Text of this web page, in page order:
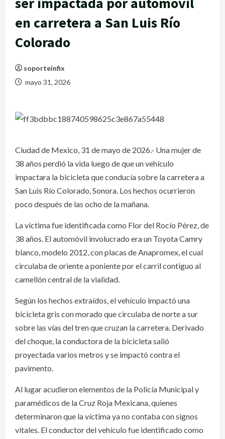
en carretera a San Luis Río
Colorado
soporteinfix
mayo 31, 2026
Ciudad de Mexico, 31 de mayo de 2026.- Una mujer de
38 años perdió la vida luego de que un vehículo
impactara la bicicleta que conducía sobre la carretera a
San Luis Río Colorado, Sonora. Los hechos ocurrieron
poco después de las ocho de la mañana.
La víctima fue identificada como Flor del Rocío Pérez, de
38 años. El automóvil involucrado era un Toyota Camry
blanco, modelo 2012, con placas de Anapromex, el cual
circulaba de oriente a poniente por el carril contiguo al
camellón central de la vialidad.
Según los hechos extraídos, el vehículo impactó una
bicicleta gris con morado que circulaba de norte a sur
sobre las vías del tren que cruzan la carretera. Derivado
del choque, la conductora de la bicicleta salió
proyectada varios metros y se impactó contra el
pavimento.
Al lugar acudieron elementos de la Policía Municipal y
paramédicos de la Cruz Roja Mexicana, quienes
determinaron que la víctima ya no contaba con signos
vitales. El conductor del vehículo fue identificado como